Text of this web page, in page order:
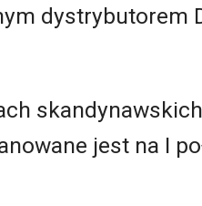
dystrybutorem
jest na I